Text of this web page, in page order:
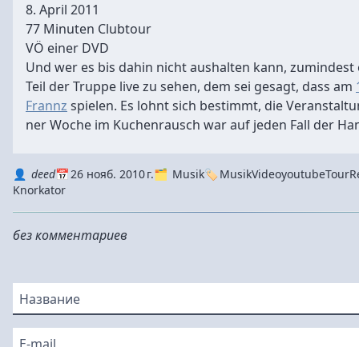
8. April 2011
77 Minuten Clubtour
VÖ einer DVD
Und wer es bis dahin nicht aushalten kann, zumindest
Teil der Truppe live zu sehen, dem sei gesagt, dass am
Frannz spielen. Es lohnt sich bestimmt, die
ner Woche im Kuchenrausch war auf jeden Fall der
Autordeed
Datum 26 нояб. 2010 г.
Kategorie Musik Tags
MusikVideoyoutubeTour
Knorkator
без комментариев
Название